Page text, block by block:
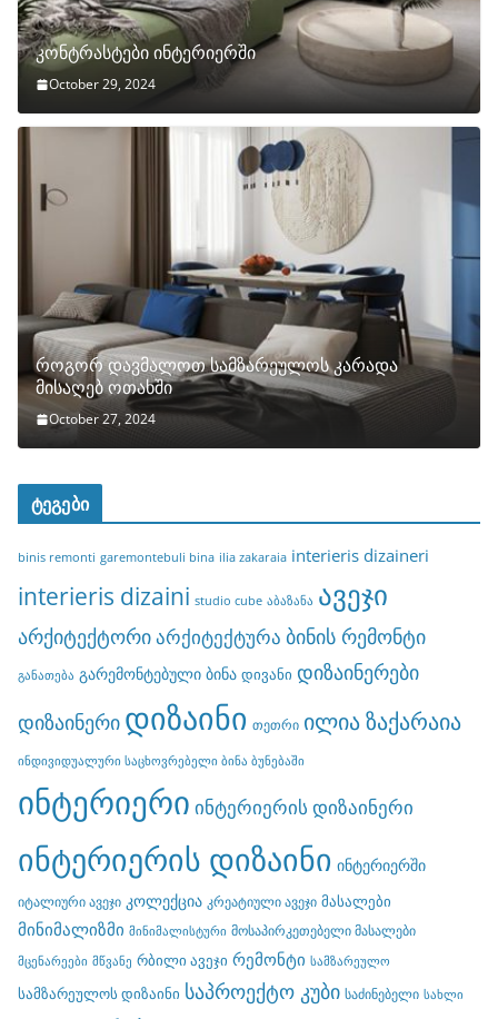
კონტრასტები ინტერიერში
October 29, 2024
როგორ დავმალოთ სამზარეულოს კარადა
მისაღებ ოთახში
October 27, 2024
ტეგები
binis remonti garemontebuli bina ilia zakaraia interieris dizaineri
interieris dizaini studio cube აბაზანა ავეჯი
არქიტექტორიარქიტექტურა ბინის რემონტი
განათება გარემონტებული ბინა დივანი დიზაინერები
დიზაინერი დიზაინი თეთრი ილია ზაქარაია
ინდივიდუალური საცხოვრებელი ბინა ბუნებაში
ინტერიერი ინტერიერის დიზაინერი
ინტერიერის დიზაინი ინტერიერში
იტალიური ავეჯი კოლექცია კრეატიული ავეჯი მასალები
მინიმალიზმი მინიმალისტური მოსაპირკეთებელი მასალები
მცენარეები მწვანე რბილი ავეჯი რემონტი სამზარეულო
სამზარეულოს დიზაინი საპროექტო კუბი საძინებელი სახლი